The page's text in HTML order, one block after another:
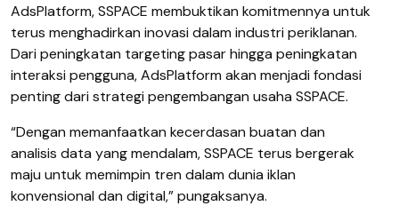
AdsPlatform, SSPACE membuktikan komitmennya untuk
terus menghadirkan inovasi dalam industri periklanan.
Dari peningkatan targeting pasar hingga peningkatan
interaksi pengguna, AdsPlatform akan menjadi fondasi
penting dari strategi pengembangan usaha SSPACE.
“Dengan memanfaatkan kecerdasan buatan dan
analisis data yang mendalam, SSPACE terus bergerak
maju untuk memimpin tren dalam dunia iklan
konvensional dan digital,” pungaksanya.